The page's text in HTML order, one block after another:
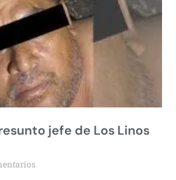
jefe de Los Linos